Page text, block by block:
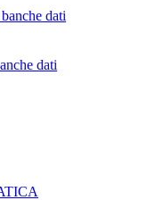
dati
dati